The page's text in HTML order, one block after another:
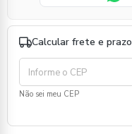
Calcular frete e prazo
Não sei meu CEP